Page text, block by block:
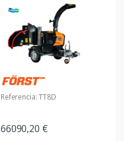
Referencia: TT8D
66090,20 €